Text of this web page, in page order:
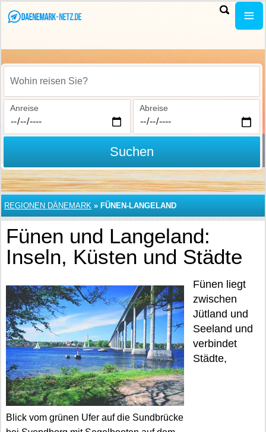
Wohin reisen Sie?
Anreise Abreise
Suchen
REGIONEN DÄNEMARK » FÜNEN-LANGELAND
Fünen und Langeland:
Inseln, Küsten und Städte
Blick vom grünen Ufer auf die Sundbrücke
Fünen liegt
zwischen
Jütland und
Seeland und
verbindet
Städte,